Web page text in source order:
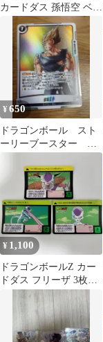
カードダス 孫悟空 ベジ
ータ 2枚セット
¥650
ドラゴンボール スト
ーリーブースター 破
¥ 1,100
ドラゴンボールZ カー
ドダス フリーザ 3枚セ